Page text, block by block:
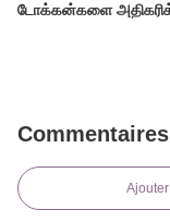
டோக்கன்களை
Commentaires